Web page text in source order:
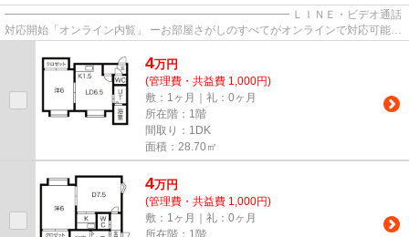
━━━━━━━━━━━━━━━━━━━━━━━━━━ ＬＩＮＥ・ビデオ通話
対応開始「オンライン内覧」 ーお部屋さがしのすべてがオンラインで対応可能ー
4万円
(管理費・共益費 1,000円)
敷：1ヶ月｜礼：0ヶ月
所在階：1階
間取り：1DK
面積：28.70㎡
4万円
(管理費・共益費 1,000円)
敷：1ヶ月｜礼：0ヶ月